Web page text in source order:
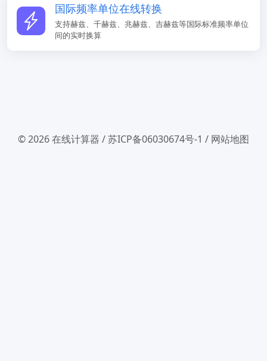
国际频率单位在线转换
支持赫兹、千赫兹、兆赫兹、吉赫兹等国际标准频率单位
间的实时换算
© 2026在线计算器 /苏ICP备06030674号-1 / 网站地图